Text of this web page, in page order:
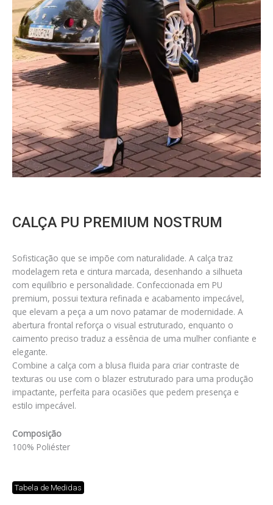
CALÇA PU PREMIUM NOSTRUM
Sofisticação que se impõe com naturalidade. A calça traz
modelagem reta e cintura marcada, desenhando a silhueta
com equilíbrio e personalidade. Confeccionada em PU
premium, possui textura refinada e acabamento impecável,
que elevam a peça a um novo patamar de modernidade. A
abertura frontal reforça o visual estruturado, enquanto o
caimento preciso traduz a essência de uma mulher confiante e
elegante.
Combine a calça com a blusa fluida para criar contraste de
texturas ou use com o blazer estruturado para uma produção
impactante, perfeita para ocasiões que pedem presença e
estilo impecável.
Composição
100% Poliéster
Tabela de Medidas